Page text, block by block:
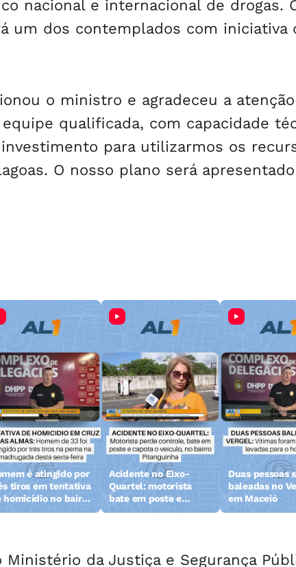
nacional e internacional de drogas.
um dos contemplados com iniciativa
o ministro e agradeceu a
equipe qualificada, com capacidade
para utilizarmos os
O nosso plano será
é atingido por
tiros em tentativa
homicídio no bairro
das Almas em
Acidente no Eixo-
Quartel: motorista
bate em poste e
capota
Duas pessoas
baleadas no
em Maceió
da Justiça e Segurança